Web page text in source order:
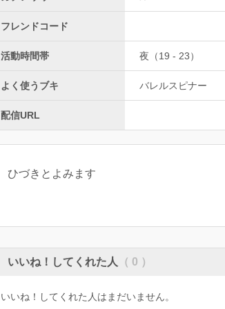
フレンドコード
活動時間帯 夜（19 - 23）
よく使うブキ バレルスピナー
配信URL
ひづきとよみます
いいね！してくれた人 （ 0 ）
いいね！してくれた人はまだいません。